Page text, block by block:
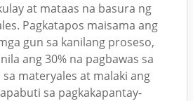
at mataas na basura ng
Pagkatapos maisama ang
gun sa kanilang proseso,
ang 30% na pagbawas sa
sa materyales at malaki ang
sa pagkakapantay-